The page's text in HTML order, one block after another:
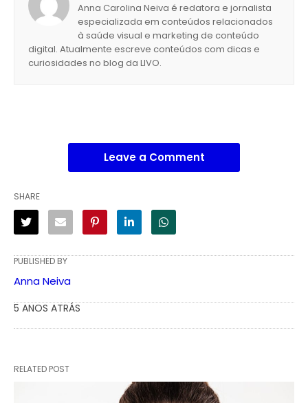
Anna Carolina Neiva é redatora e jornalista
especializada em conteúdos relacionados
à saúde visual e marketing de conteúdo
digital. Atualmente escreve conteúdos com dicas e
curiosidades no blog da LIVO.
Leave a Comment
SHARE
PUBLISHED BY
Anna Neiva
5 ANOS ATRÁS
RELATED POST